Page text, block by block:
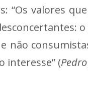
valores
não
interesse” (